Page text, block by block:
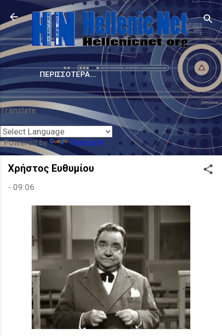
Μετάβαση στο κύριο περιεχόμενο
ΠΕΡΙΣΣΌΤΕΡΑ…
Translate
Powered by Translate
Χρήστος Ευθυμίου
- 09:06